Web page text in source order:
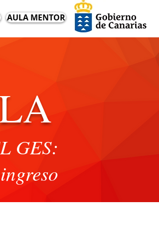
AULA MENTOR
GES: